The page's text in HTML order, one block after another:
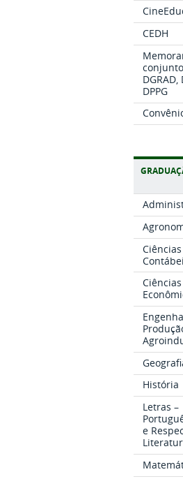
CEDH
conjunto
DGRAD,
DPPG
Ciências
Ciências
História
Letras –
e